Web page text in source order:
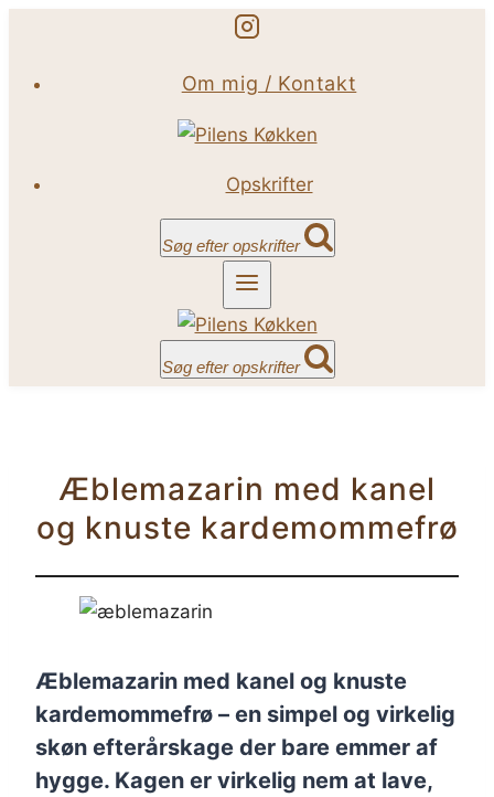
indhold
Om mig / Kontakt
Opskrifter
Søg efter opskrifter
Søg efter opskrifter
Æblemazarin med kanel
og knuste kardemommefrø
Æblemazarin med kanel og knuste
kardemommefrø – en simpel og virkelig
skøn efterårskage der bare emmer af
hygge. Kagen er virkelig nem at lave,